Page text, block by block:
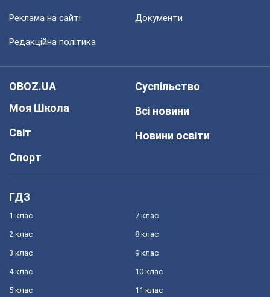
Реклама на сайті Документи
Редакційна політика
OBOZ.UA
Моя Школа
Світ
Спорт
Суспільство
Всі новини
Новини освіти
ГДЗ
1 клас
2 клас
3 клас
4 клас
5 клас
7 клас
8 клас
9 клас
10 клас
11 клас